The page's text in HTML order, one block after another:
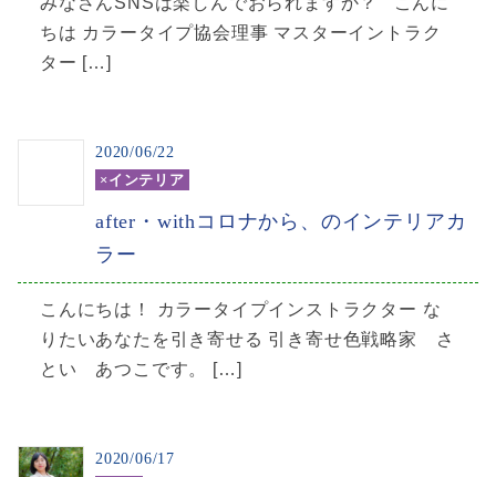
ちは カラータイプ協会理事 マスターイントラク
ター […]
2020/06/22
×インテリア
after・withコロナから、のインテリアカ
ラー
こんにちは！ カラータイプインストラクター な
りたいあなたを引き寄せる 引き寄せ色戦略家 さ
とい あつこです。 […]
2020/06/17